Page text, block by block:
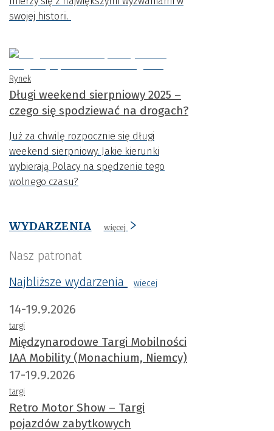
swojej historii.
Rynek
Długi weekend sierpniowy 2025 –
czego się spodziewać na drogach?
Już za chwilę rozpocznie się długi
weekend sierpniowy. Jakie kierunki
wybierają Polacy na spędzenie tego
wolnego czasu?
WYDARZENIA więcej
Nasz patronat
Najbliższe wydarzenia
wiecej
14-19.9.2026
targi
Międzynarodowe Targi Mobilności
IAA Mobility (Monachium, Niemcy)
17-19.9.2026
targi
Retro Motor Show – Targi
pojazdów zabytkowych